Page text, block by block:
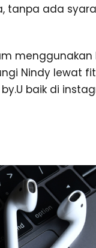
tanpa ada
menggunakan
Nindy lewat
baik di